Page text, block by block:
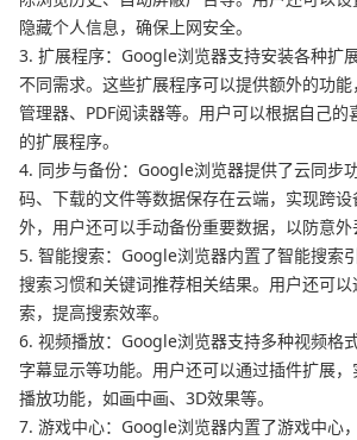
隐藏个人信息，确保上网安全。
3. 扩展程序：Google浏览器支持安装各种扩
不同需求。这些扩展程序可以提供额外的功能
管理器、PDF阅读器等。用户可以根据自己的
的扩展程序。
4. 同步与备份：Google浏览器提供了云同步
码、下载的文件等数据保存在云端，实现跨
外，用户还可以手动备份重要数据，以防意外
5. 智能搜索：Google浏览器内置了智能搜索
搜索习惯和关键词推荐相关结果。用户还可
索，提高搜索效率。
6. 视频播放：Google浏览器支持多种视频格
字幕显示等功能。用户还可以通过插件扩展
播放功能，如画中画、3D效果等。
7. 游戏中心：Google浏览器内置了游戏中心